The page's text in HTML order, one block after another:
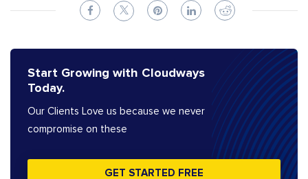
Start Growing with Cloudways
Today.
Our Clients Love us because we never
compromise on these
GET STARTED FREE